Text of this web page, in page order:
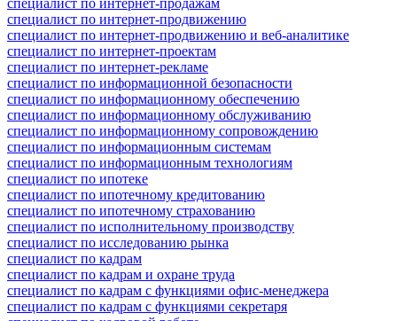
специалист по интернет-продвижению
специалист по интернет-продвижению и веб-аналитике
специалист по интернет-проектам
специалист по интернет-рекламе
специалист по информационной безопасности
специалист по информационному обеспечению
специалист по информационному обслуживанию
специалист по информационному сопровождению
специалист по информационным системам
специалист по информационным технологиям
специалист по ипотеке
специалист по ипотечному кредитованию
специалист по ипотечному страхованию
специалист по исполнительному производству
специалист по исследованию рынка
специалист по кадрам
специалист по кадрам и охране труда
специалист по кадрам с функциями офис-менеджера
специалист по кадрам с функциями секретаря